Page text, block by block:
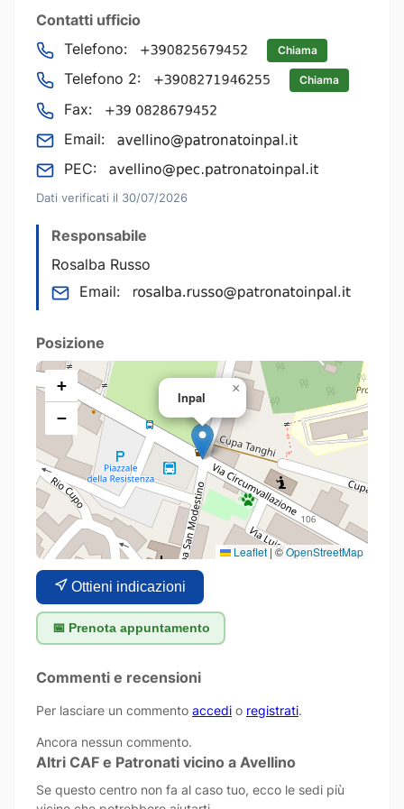
Contatti ufficio
Telefono:
Chiama
Telefono 2: Chiama
Fax:
Email:
PEC:
Dati verificati il 30/07/2026
Responsabile
Rosalba Russo
Email:
Posizione
Inpal
×
+
−
Leaflet |©OpenStreetMap
Ottieni indicazioni
📅 Prenota appuntamento
Commenti e recensioni
Per lasciare un commento accedi o registrati.
Ancora nessun commento.
Altri CAF e Patronati vicino a Avellino
Se questo centro non fa al caso tuo, ecco le sedi più